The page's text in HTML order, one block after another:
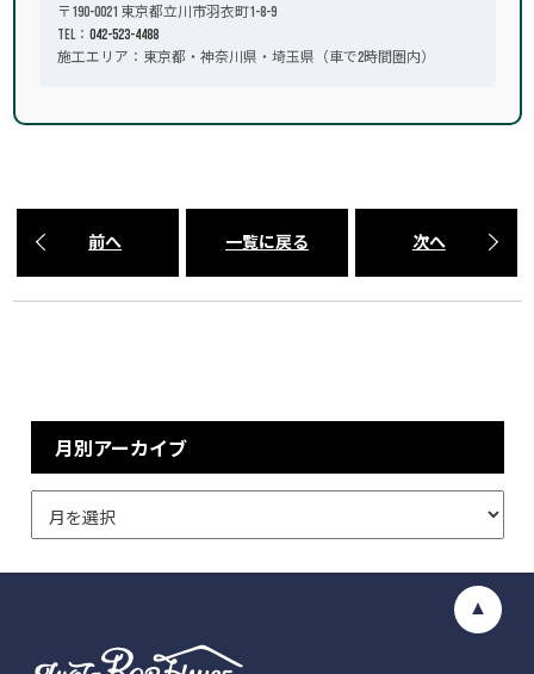
〒190-0021 東京都立川市羽衣町1-8-9
TEL： 042-523-4488
施工エリア：東京都・神奈川県・埼玉県（車で2時間圏内）
前へ 一覧に戻る 次へ
月別アーカイブ